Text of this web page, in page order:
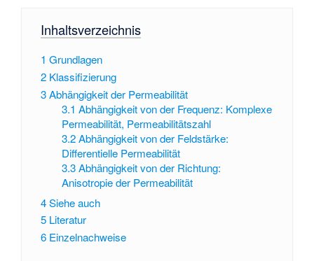
Inhaltsverzeichnis
1 Grundlagen
2 Klassifizierung
3Abhängigkeit der Permeabilität
3.1 Abhängigkeit von der Frequenz: Komplexe
Permeabilität, Permeabilitätszahl
3.2 Abhängigkeit von der Feldstärke:
Differentielle Permeabilität
3.3 Abhängigkeit von der Richtung:
Anisotropie der Permeabilität
4Siehe auch
5 Literatur
6 Einzelnachweise